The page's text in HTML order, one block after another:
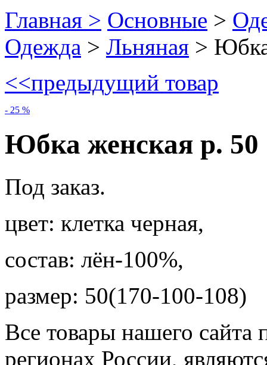
Главная > Основные >
Одежда > Льняная >
<<предыдущий товар
- 25 %
Юбка женская р. 50
Под заказ.
цвет: клетка черная,
состав: лён-100%,
размер: 50(170-100-108)
Все товары нашего сайта
регионах России,